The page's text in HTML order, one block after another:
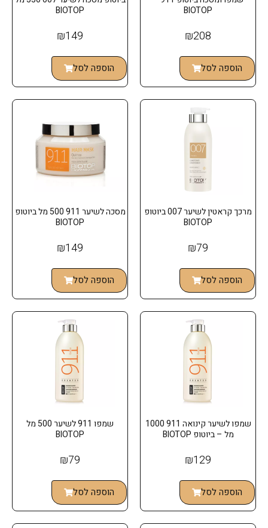
BIOTOP
₪208
הוספה לסל
BIOTOP
₪149
הוספה לסל
מרכך קראטין לשיער 007 ביוטופ
BIOTOP
₪79
הוספה לסל
מסכה לשיער 911 500 מל ביוטופ
BIOTOP
₪149
הוספה לסל
שמפו לשיער קינואה 911 1000
מל – ביוטופ BIOTOP
₪129
הוספה לסל
שמפו 911 לשיער 500 מל
BIOTOP
₪79
הוספה לסל